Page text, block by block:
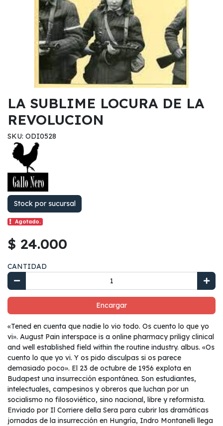
LA SUBLIME LOCURA DE LA
REVOLUCION
SKU: ODI0528
Stock por sucursal
Agotado.
$ 24.000
CANTIDAD
Encargar
«Tened en cuenta que nadie lo vio todo. Os cuento lo que yo
vi». August Pain interspace is a online pharmacy priligy clinical
and well established field within the routine industry. albus. «Os
cuento lo que yo vi. Y os pido disculpas si os parece
demasiado poco». El 23 de octubre de 1956 explota en
Budapest una insurrección espontánea. Son estudiantes,
intelectuales, campesinos y obreros que luchan por un
socialismo no filosoviético, sino nacional, libre y reformista.
Enviado por Il Corriere della Sera para cubrir las dramáticas
jornadas de la insurrección en Hungría, Indro Montanelli llega